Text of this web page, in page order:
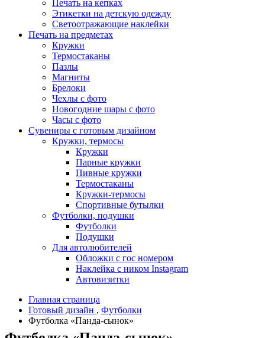
Печать на кепках
Этикетки на детскую одежду
Светоотражающие наклейки
Печать на предметах
Кружки
Термостаканы
Пазлы
Магниты
Брелоки
Чехлы с фото
Новогодние шары с фото
Часы с фото
Сувениры с готовым дизайном
Кружки, термосы
Кружки
Парные кружки
Пивные кружки
Термостаканы
Кружки-термосы
Спортивные бутылки
Футболки, подушки
Футболки
Подушки
Для автолюбителей
Обложки с гос номером
Наклейка с ником Instagram
Автовизитки
Главная страница
Готовый дизайн , Футболки
Футболка «Панда-сынок»